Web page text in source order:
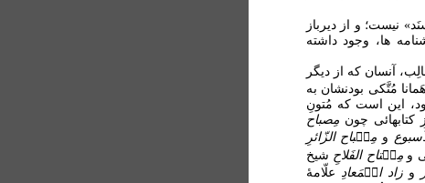
نیست؛ و از دیرباز
ها، وجود داشته
آنسان که از دیگر
مُتَّکی بودنشان به
این است که مُتونِ
کتابهائی چونمِصباح
و مِص۟باح الزّائرِ
ومِف۟تاح الفَلاحِ شیخ
وزاد ال۟مَعادِ علّامۀ